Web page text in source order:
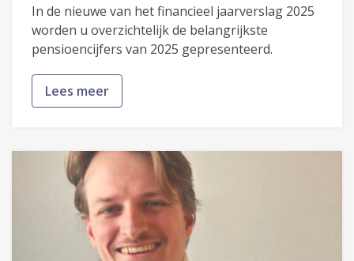
In de nieuwe van het financieel jaarverslag 2025
worden u overzichtelijk de belangrijkste
pensioencijfers van 2025 gepresenteerd.
Lees meer